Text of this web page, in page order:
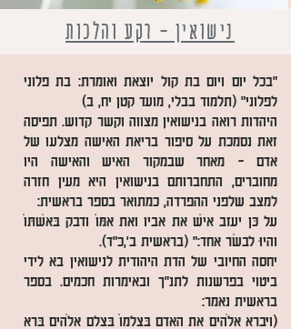
נישואין - רקע והלכות
"בכל יום ויום בת קול יוצאת ואומרת: בת פלוני
לפלוני" (תלמוד בבלי, מועד קטן יח, ב)
היהדות רואה בנישואין מצווה וקשר קדוש. תפיסה
זאת נסמכת על סיפור בריאת האישה מצלעו של
אדם - מאחר שבמקור האיש והאישה היו
מחוברים, התחברותם בנישואין היא מעֵין חזרה
למצב שלפני ההפרדה, כמתואר בספר בראשית:
עַל כֵּן יַעֲזָב אִישׁ אֶת אָבִיו וְאֶת אִמּוֹ וְדָבַק בְּאִשְׁתּוֹ
וְהָיוּ לְבָשָׂר אֶחָד:" (בראשית ב',כ"ד).
יחסה החיובי של הדת היהודית לנישואין בא לידי
ביטוי בפרשנות לתנ"ך ובאימרות חכמים. בספר
בראשית נאמר:
(וַיִּבְרָא אֱלֹהִים אֶת הָאָדָם בְּצַלְמוֹ בְּצֶלֶם אֱלֹהִים בָּרָא